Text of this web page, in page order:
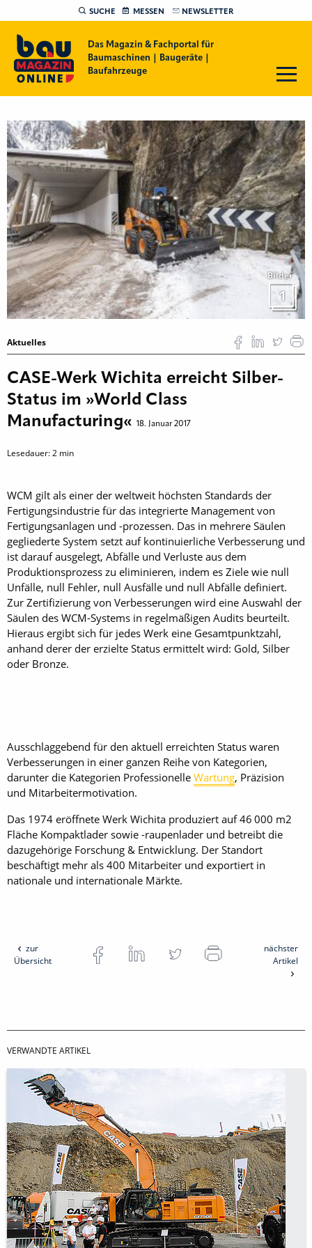
SUCHE MESSEN NEWSLETTER
Das Magazin & Fachportal für
Baumaschinen | Baugeräte |
Baufahrzeuge
Bilder
1
Aktuelles
CASE-Werk Wichita erreicht Silber-
Status im »World Class
Manufacturing« 18. Januar 2017
Lesedauer:2 min
WCM gilt als einer der weltweit höchsten Standards der
Fertigungsindustrie für das integrierte Management von
Fertigungsanlagen und -prozessen. Das in mehrere Säulen
gegliederte System setzt auf kontinuierliche Verbesserung und
ist darauf ausgelegt, Abfälle und Verluste aus dem
Produktionsprozess zu eliminieren, indem es Ziele wie null
Unfälle, null Fehler, null Ausfälle und null Abfälle definiert.
Zur Zertifizierung von Verbesserungen wird eine Auswahl der
Säulen des WCM-Systems in regelmäßigen Audits beurteilt.
Hieraus ergibt sich für jedes Werk eine Gesamtpunktzahl,
anhand derer der erzielte Status ermittelt wird: Gold, Silber
oder Bronze.
Ausschlaggebend für den aktuell erreichten Status waren
Verbesserungen in einer ganzen Reihe von Kategorien,
darunter die Kategorien Professionelle Wartung, Präzision
und Mitarbeitermotivation.
Das 1974 eröffnete Werk Wichita produziert auf 46 000 m2
Fläche Kompaktlader sowie -raupenlader und betreibt die
dazugehörige Forschung & Entwicklung. Der Standort
beschäftigt mehr als 400 Mitarbeiter und exportiert in
nationale und internationale Märkte.
zur
Übersicht
nächster
Artikel
VERWANDTE ARTIKEL